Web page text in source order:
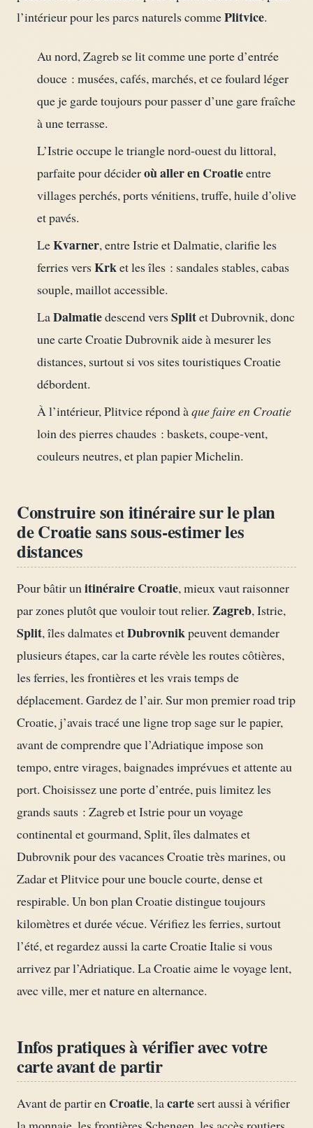
l’intérieur pour les parcs naturels commePlitvice.
Au nord, Zagreb se lit comme une porte d’entrée
douce : musées, cafés, marchés, et ce foulard léger
que je garde toujours pour passer d’une gare fraîche
à une terrasse.
L’Istrie occupe le triangle nord-ouest du littoral,
parfaite pour décideroù aller en Croatieentre
villages perchés, ports vénitiens, truffe, huile d’olive
et pavés.
LeKvarner, entre Istrie et Dalmatie, clarifie les
ferries versKrket les îles : sandales stables, cabas
souple, maillot accessible.
LaDalmatiedescend versSplitet Dubrovnik, donc
une carte Croatie Dubrovnik aide à mesurer les
distances, surtout si vos sites touristiques Croatie
débordent.
À l’intérieur, Plitvice répond àque faire en Croatie
loin des pierres chaudes : baskets, coupe-vent,
couleurs neutres, et plan papier Michelin.
Construire son itinéraire sur le plan
de Croatie sans sous-estimer les
distances
Pour bâtir unitinéraire Croatie, mieux vaut raisonner
par zones plutôt que vouloir tout relier. Zagreb, Istrie,
Split, îles dalmates etDubrovnikpeuvent demander
plusieurs étapes, car la carte révèle les routes côtières,
les ferries, les frontières et les vrais temps de
déplacement. Gardez de l’air. Sur mon premier road trip
Croatie, j’avais tracé une ligne trop sage sur le papier,
avant de comprendre que l’Adriatique impose son
tempo, entre virages, baignades imprévues et attente au
port. Choisissez une porte d’entrée, puis limitez les
grands sauts : Zagreb et Istrie pour un voyage
continental et gourmand, Split, îles dalmates et
Dubrovnik pour des vacances Croatie très marines, ou
Zadar et Plitvice pour une boucle courte, dense et
respirable. Un bon plan Croatie distingue toujours
kilomètres et durée vécue. Vérifiez les ferries, surtout
l’été, et regardez aussi la carte Croatie Italie si vous
arrivez par l’Adriatique. La Croatie aime le voyage lent,
avec ville, mer et nature en alternance.
Infos pratiques à vérifier avec votre
carte avant de partir
Avant de partir en Croatie, lacarte sert aussi à vérifier